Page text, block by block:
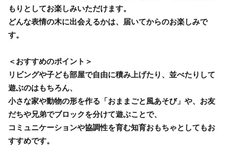
もりとしてお楽しみいただけます。
どんな表情の木に出会えるかは、届いてからのお楽しみで
す。
＜おすすめのポイント＞
リビングや子ども部屋で自由に積み上げたり、並べたりして
遊ぶのはもちろん、
小さな家や動物の形を作る「おままごと風あそび」や、お友
だちや兄弟でブロックを分けて遊ぶことで、
コミュニケーションや協調性を育む知育おもちゃとしてもお
すすめです。